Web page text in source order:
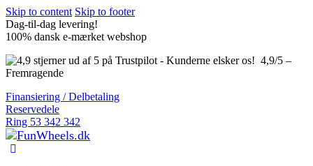
Skip to content Skip to footer
Dag-til-dag levering!
100% dansk e-mærket webshop
4,9/5 –
Fremragende
Finansiering / Delbetaling
Reservedele
Ring 53 342 342